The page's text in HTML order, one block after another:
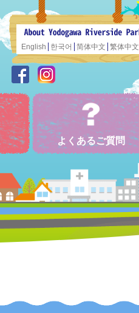
English 한국어 简体中文 繁体中文
よくあるご質問